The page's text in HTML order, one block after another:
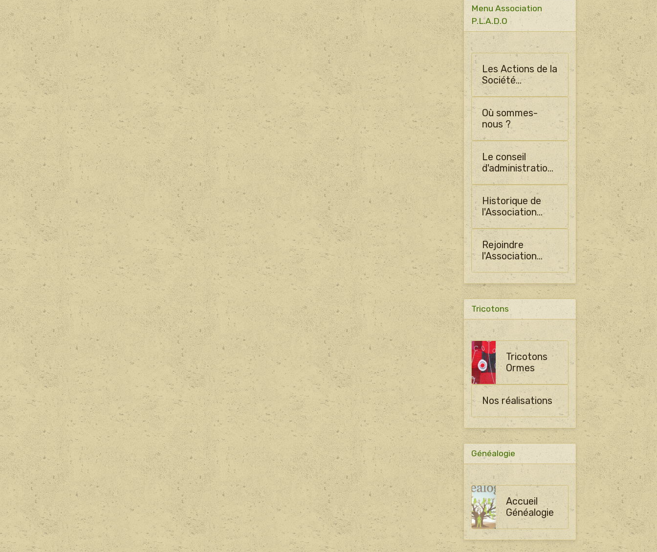
Menu Association
P.L.A.D.O
Les Actions de la
Société
Horticulture
d'Ormes
Où sommes-
nous ?
Le conseil
d'administration
de SHO
Historique de
l'Association
PLADO
Rejoindre
l'Association
PLADO
Tricotons
Tricotons
Ormes
Nos réalisations
Généalogie
Accueil
Généalogie